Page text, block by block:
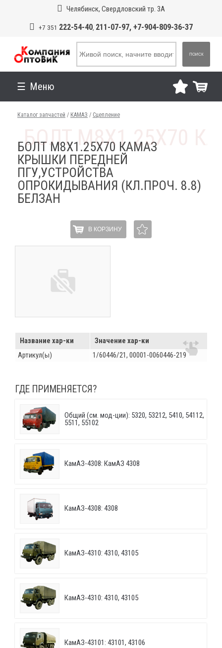
Челябинск, Свердловский тр. 3А
+7 351 222-54-40, 211-07-97, +7-904-809-36-37
ПОИСК
Меню
Каталог запчастей / КАМАЗ / Сцепление
БОЛТ М8Х1.25Х70 КАМАЗ
КРЫШКИ ПЕРЕДНЕЙ
ПГУ,УСТРОЙСТВА
ОПРОКИДЫВАНИЯ (КЛ.ПРОЧ. 8.8)
БЕЛЗАН
В КОРЗИНУ
Название хар-ки
Значение хар-ки
Артикул(ы)
1/60446/21, 00001-0060446-219
ГДЕ ПРИМЕНЯЕТСЯ?
Общий (см. мод-ции): 5320, 53212, 5410, 54112,
5511, 55102
КамАЗ-4308: КамАЗ 4308
КамАЗ-4308: 4308
КамАЗ-4310: 4310, 43105
КамАЗ-4310: 4310, 43105
КамАЗ-43101: 43101, 43106